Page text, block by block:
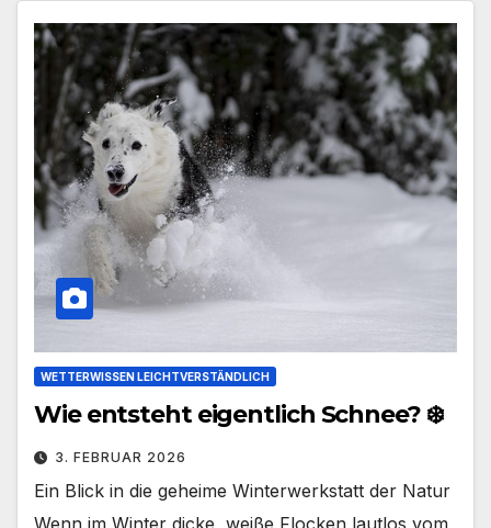
WETTERWISSEN LEICHTVERSTÄNDLICH
Wie entsteht eigentlich Schnee? ❄️
3. FEBRUAR 2026
Ein Blick in die geheime Winterwerkstatt der Natur